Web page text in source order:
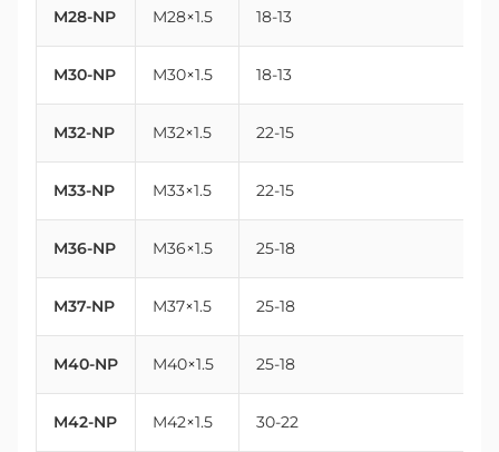
M28-NP M28×1.5 18-13
M30-NP M30×1.5 18-13
M32-NP M32×1.5 22-15
M33-NP M33×1.5 22-15
M36-NP M36×1.5 25-18
M37-NP M37×1.5 25-18
M40-NP M40×1.5 25-18
M42-NP M42×1.5 30-22